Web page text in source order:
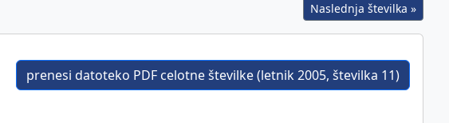
Naslednja številka »
prenesi datoteko PDF celotne številke (letnik 2005, številka 11)